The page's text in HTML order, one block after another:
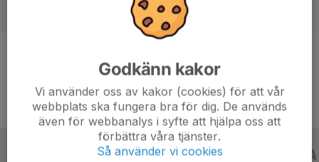
16 år
ALLA ÅR
Godkänn kakor
Vi använder oss av kakor (cookies) för att vår
webbplats ska fungera bra för dig. De används
även för webbanalys i syfte att hjälpa oss att
förbättra våra tjänster.
Så använder vi cookies